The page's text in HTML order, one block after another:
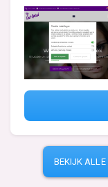
BEKIJK ALLE